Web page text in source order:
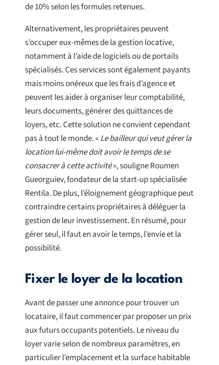
de 10% selon les formules retenues.
Alternativement, les propriétaires peuvent
s’occuper eux-mêmes de la gestion locative,
notamment à l’aide de logiciels ou de portails
spécialisés. Ces services sont également payants
mais moins onéreux que les frais d’agence et
peuvent les aider à organiser leur comptabilité,
leurs documents, générer des quittances de
loyers, etc. Cette solution ne convient cependant
pas à tout le monde. «Le bailleur qui veut gérer la
location lui-même doit avoir le temps de se
consacrer à cette activité», souligne Roumen
Gueorguiev, fondateur de la start-up spécialisée
Rentila. De plus, l’éloignement géographique peut
contraindre certains propriétaires à déléguer la
gestion de leur investissement. En résumé, pour
gérer seul, il faut en avoir le temps, l’envie et la
possibilité.
Fixer le loyer de la location
Avant de passer une annonce pour trouver un
locataire, il faut commencer par proposer un prix
aux futurs occupants potentiels. Le niveau du
loyer varie selon de nombreux paramètres, en
particulier l’emplacement et la surface habitable